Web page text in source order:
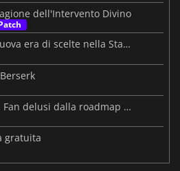
dell'Intervento Divino
Diablo 4 - Battle Pass: nuova era di scelte nella Stagione 8
Diablo 4: futuro incerto. Fan delusi dalla roadmap 2025
gratuita